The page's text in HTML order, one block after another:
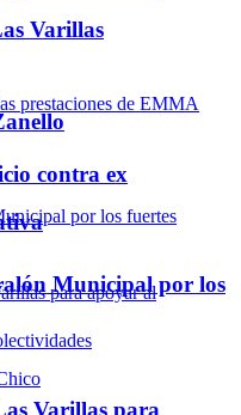
contra ex
Varillas para
Varillas
Municipal por los